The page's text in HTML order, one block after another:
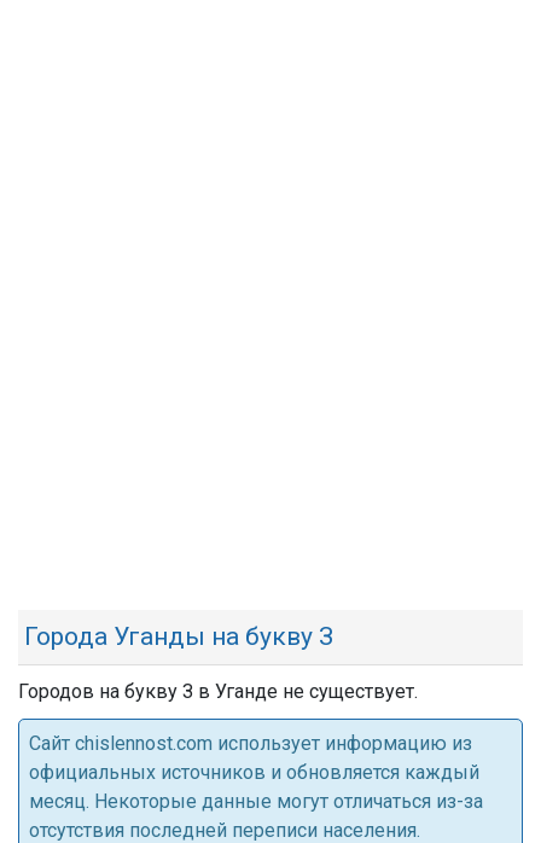
Города Уганды на букву З
Городов на букву З в Уганде не существует.
Cайт chislennost.com использует информацию из
официальных источников и обновляется каждый
месяц. Некоторые данные могут отличаться из-за
отсутствия последней переписи населения.